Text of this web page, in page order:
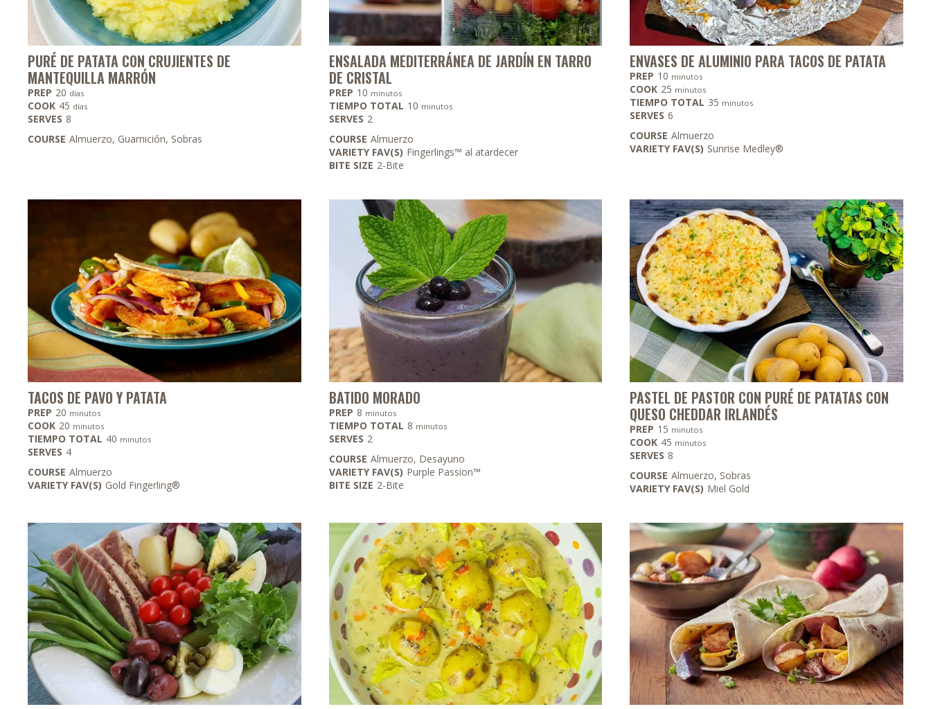
PURÉ DE PATATA CON CRUJIENTES DE
MANTEQUILLA MARRÓN
PREP 20 días
días
COOK 45 días
días
SERVES 8
COURSE Almuerzo, Guarnición, Sobras
ENSALADA MEDITERRÁNEA DE JARDÍN EN TARRO
DE CRISTAL
PREP 10minutos
minutos
TIEMPO TOTAL 10minutos
minutos
SERVES 2
COURSE Almuerzo
VARIETY FAV(S) Fingerlings™ al atardecer
BITE SIZE 2-Bite
ENVASES DE ALUMINIO PARA TACOS DE PATATA
PREP 10 minutos
minutos
COOK 25 minutos
minutos
TIEMPO TOTAL 35 minutos
minutos
SERVES 6
COURSE Almuerzo
VARIETY FAV(S) Sunrise Medley®
TACOS DE PAVO Y PATATA
PREP 20 minutos
minutos
COOK 20 minutos
minutos
TIEMPO TOTAL 40 minutos
minutos
SERVES 4
COURSE Almuerzo
VARIETY FAV(S) Gold Fingerling®
BATIDO MORADO
PREP 8minutos
minutos
TIEMPO TOTAL 8minutos
minutos
SERVES 2
COURSE Almuerzo, Desayuno
VARIETY FAV(S) Purple Passion™
BITE SIZE 2-Bite
PASTEL DE PASTOR CON PURÉ DE PATATAS CON
QUESO CHEDDAR IRLANDÉS
PREP 15 minutos
minutos
COOK 45 minutos
minutos
SERVES 8
COURSE Almuerzo, Sobras
VARIETY FAV(S) Miel Gold